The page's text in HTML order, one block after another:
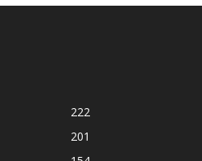
222
201